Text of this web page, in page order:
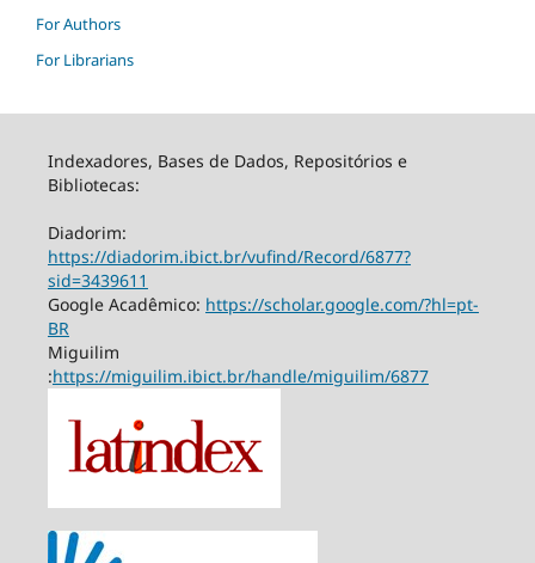
For Authors
For Librarians
Indexadores, Bases de Dados, Repositórios e
Bibliotecas:
Diadorim:
https://diadorim.ibict.br/vufind/Record/6877?
sid=3439611
Google Acadêmico: https://scholar.google.com/?hl=pt-
BR
Miguilim
:https://miguilim.ibict.br/handle/miguilim/6877